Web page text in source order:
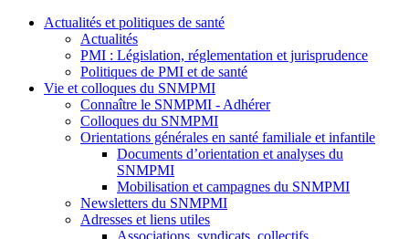
Actualités et politiques de santé
Actualités
PMI : Législation, réglementation et jurisprudence
Politiques de PMI et de santé
Vie et colloques du SNMPMI
Connaître le SNMPMI - Adhérer
Colloques du SNMPMI
Orientations générales en santé familiale et infantile
Documents d’orientation et analyses du
SNMPMI
Mobilisation et campagnes du SNMPMI
Newsletters du SNMPMI
Adresses et liens utiles
Associations, syndicats, collectifs